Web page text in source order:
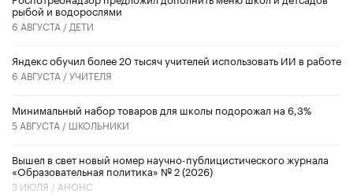
рыбой и водорослями
6 АВГУСТА / ДЕТИ
​Яндекс обучил более 20 тысяч учителей использовать ИИ в работе
6 АВГУСТА /УЧИТЕЛЯ
Минимальный набор товаров для школы подорожал на 6,3%
5 АВГУСТА / ШКОЛЬНИКИ
Вышел в свет новый номер научно-публицистического журнала
«Образовательная политика» № 2 (2026)
3 ИЮЛЯ / АНОНС